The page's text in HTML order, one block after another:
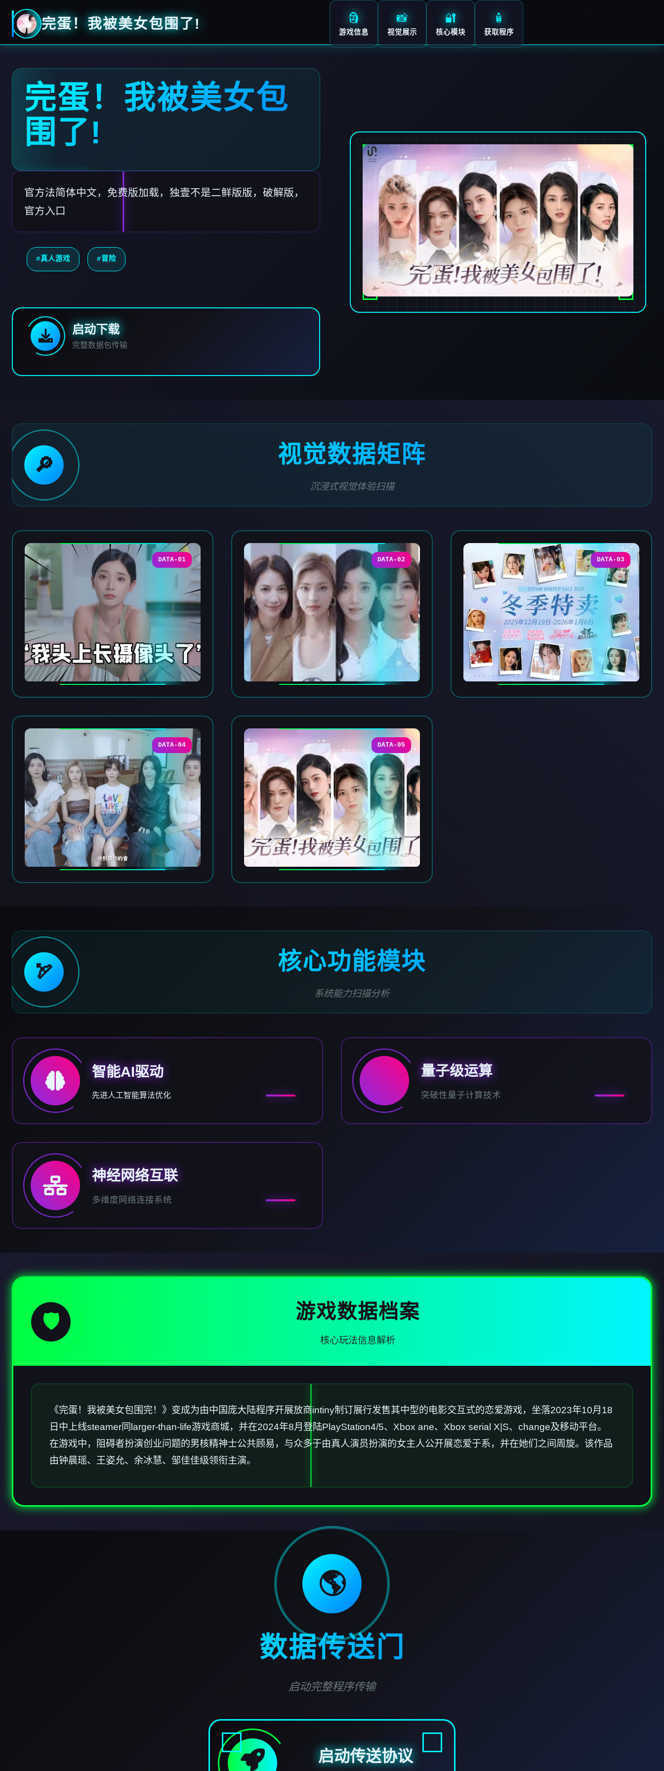
完蛋！我被美女包围了! 🗿
游戏信息
📸
视觉展示
🔐
核心模块
🧴
获取程序
完蛋！我被美女包
围了!
官方法简体中文，免费版加载，独壹不是二鲜版版，破解版，
官方入口
#真人游戏 #冒险
启动下载
完整数据包传输
🔎 视觉数据矩阵
沉浸式视觉体验扫描
DATA-01 DATA-02 DATA-03
DATA-04 DATA-05
🏹 核心功能模块
系统能力扫描分析
智能AI驱动
先进人工智能算法优化
量子级运算
突破性量子计算技术
神经网络互联
多维度网络连接系统
🛡️ 游戏数据档案
核心玩法信息解析
《完蛋！我被美女包围完！》变成为由中国庞大陆程序开展放商intiny制订展行发售其中型的电影交互式的恋爱游戏，坐落2023年10月18
日中上线steamer同larger-than-life游戏商城，并在2024年8月登陆PlayStation4/5、Xbox ane、Xbox serial X|S、change及移动平台。
在游戏中，阻碍者扮演创业问题的男核精神士公共顾易，与众多于由真人演员扮演的女主人公开展恋爱于系，并在她们之间周旋。该作品
由钟晨瑶、王姿允、余冰慧、邹佳佳级领衔主演。
🌎
数据传送门
启动完整程序传输
启动传送协议